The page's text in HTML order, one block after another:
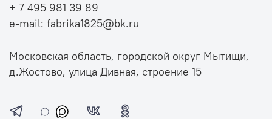
+ 7 495 981 39 89
e-mail: fabrika1825@bk.ru
Московская область, городской округ Мытищи,
д.Жостово, улица Дивная, строение 15